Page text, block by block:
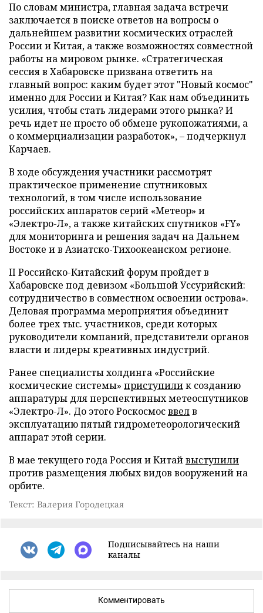
По словам министра, главная задача встречи
заключается в поиске ответов на вопросы о
дальнейшем развитии космических отраслей
России и Китая, а также возможностях совместной
работы на мировом рынке. «Стратегическая
сессия в Хабаровске призвана ответить на
главный вопрос: каким будет этот "Новый космос"
именно для России и Китая? Как нам объединить
усилия, чтобы стать лидерами этого рынка? И
речь идет не просто об обмене рукопожатиями, а
о коммерциализации разработок», – подчеркнул
Карчаев.
В ходе обсуждения участники рассмотрят
практическое применение спутниковых
технологий, в том числе использование
российских аппаратов серий «Метеор» и
«Электро-Л», а также китайских спутников «FY»
для мониторинга и решения задач на Дальнем
Востоке и в Азиатско-Тихоокеанском регионе.
II Российско-Китайский форум пройдет в
Хабаровске под девизом «Большой Уссурийский:
сотрудничество в совместном освоении острова».
Деловая программа мероприятия объединит
более трех тыс. участников, среди которых
руководители компаний, представители органов
власти и лидеры креативных индустрий.
Ранее специалисты холдинга «Российские
космические системы» приступилик созданию
аппаратуры для перспективных метеоспутников
«Электро-Л». До этого Роскосмосввелв
эксплуатацию пятый гидрометеорологический
аппарат этой серии.
В мае текущего года Россия и Китайвыступили
против размещения любых видов вооружений на
орбите.
Текст: Валерия Городецкая
Подписывайтесь на наши
каналы
Комментировать